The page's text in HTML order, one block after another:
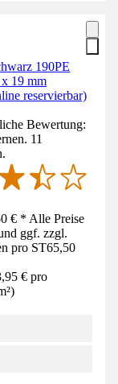
190PE
19 mm
reservierbar)
Bewertung:
11
€ * Alle Preise
ggf. zzgl.
pro ST65,50
€ pro
)